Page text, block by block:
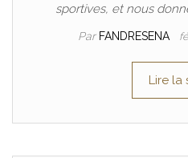
sportives, et nous
Par FANDRESENA
Lire la